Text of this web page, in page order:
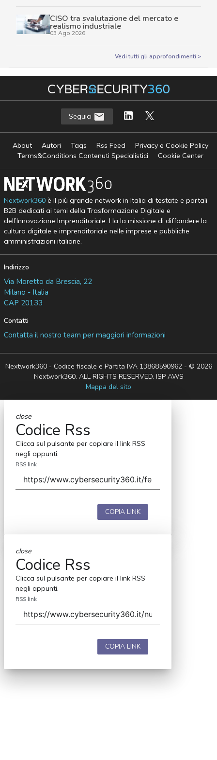
CISO tra svalutazione del mercato e
realismo industriale
03 Ago 2026
Vedi tutti gli approfondimenti >
Seguici
About Autori Tags Rss Feed
Privacy e Cookie Policy
Terms&Conditions Contenuti Specialistici
Cookie Center
Nextwork360è il più grande network in Italia di testate e portali
B2B dedicati ai temi della Trasformazione Digitale e
dell’Innovazione Imprenditoriale. Ha la missione di diffondere la
cultura digitale e imprenditoriale nelle imprese e pubbliche
amministrazioni italiane.
Indirizzo
Via Moretto da Brescia, 22
Milano - Italia
CAP 20133
Contatti
Contatta il nostro team per maggiori informazioni
Nextwork360 - Codice fiscale e Partita IVA 13868590962 - © 2026
Nextwork360. ALL RIGHTS RESERVED. ISP AWS
Mappa del sito
close
Codice Rss
Clicca sul pulsante per copiare il link RSS
negli appunti.
RSS link
COPIA LINK
close
Codice Rss
Clicca sul pulsante per copiare il link RSS
negli appunti.
RSS link
COPIA LINK